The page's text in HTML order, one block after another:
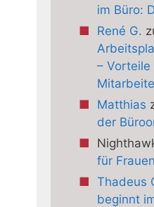
im Büro:
René G.
–
Matthias
der
für
Thadeus
beginnt